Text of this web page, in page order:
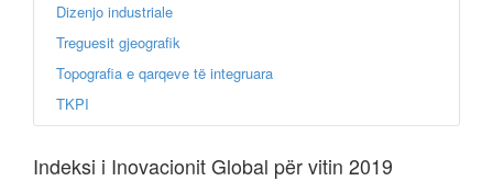
Dizenjo industriale
Treguesit gjeografik
Topografia e qarqeve të integruara
TKPI
Indeksi i Inovacionit Global për vitin 2019